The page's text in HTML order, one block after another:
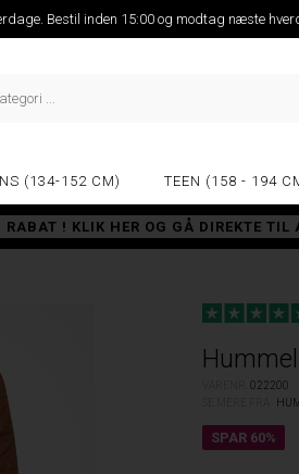
Bestil inden 15:00 og modtag næste
(134-152 CM) TEEN (158 - 194
! KLIK HER OG GÅ DIREKTE TIL
022200